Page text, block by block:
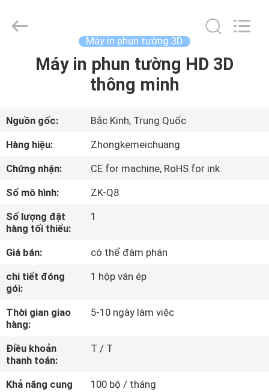
TRANG
CÁC
SẢN
PHẨM
VỀ
CHÚNG
THAM
NHÀ
MÁY
KIỂM
Science
Máy in phun tường 3D
Máy in phun tường HD 3D
thông minh
Nguồn gốc:
Bắc Kinh, Trung Quốc
Hàng hiệu:
Zhongkemeichuang
Chứng nhận:
CE for machine, RoHS for ink
Số mô hình:
ZK-Q8
Số lượng đặt
hàng tối thiểu:
1
Giá bán:
có thể đàm phán
chi tiết đóng
gói:
1 hộp ván ép
Thời gian giao
hàng:
5-10 ngày làm việc
Điều khoản
thanh toán:
T / T
Khả năng cung
100 bộ / tháng